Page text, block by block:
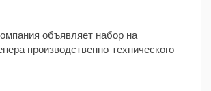
объявляет набор на
производственно-технического